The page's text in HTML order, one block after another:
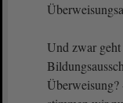
Und zwar
Überweisung?